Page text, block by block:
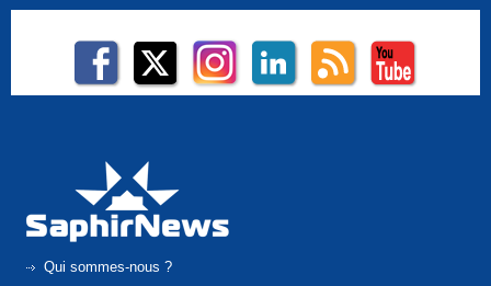
Qui sommes-nous ?